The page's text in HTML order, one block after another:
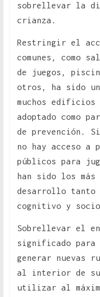
sobrellevar la
crianza.
Restringir el
comunes, como
de juegos,
otros, ha sido
muchos edificios
adoptado como
de prevención. Si
no hay acceso a
públicos para
han sido los
desarrollo tanto
cognitivo y
Sobrellevar el
significado para
generar nuevas
al interior de
utilizar al